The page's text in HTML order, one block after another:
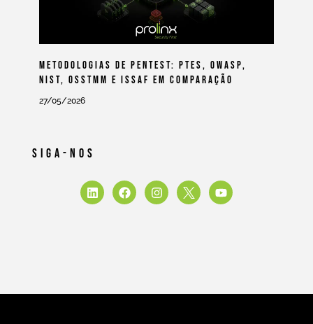
Metodologias De Pentest: PTES, OWASP,
NIST, OSSTMM E ISSAF Em Comparação
27/05/2026
Siga-Nos